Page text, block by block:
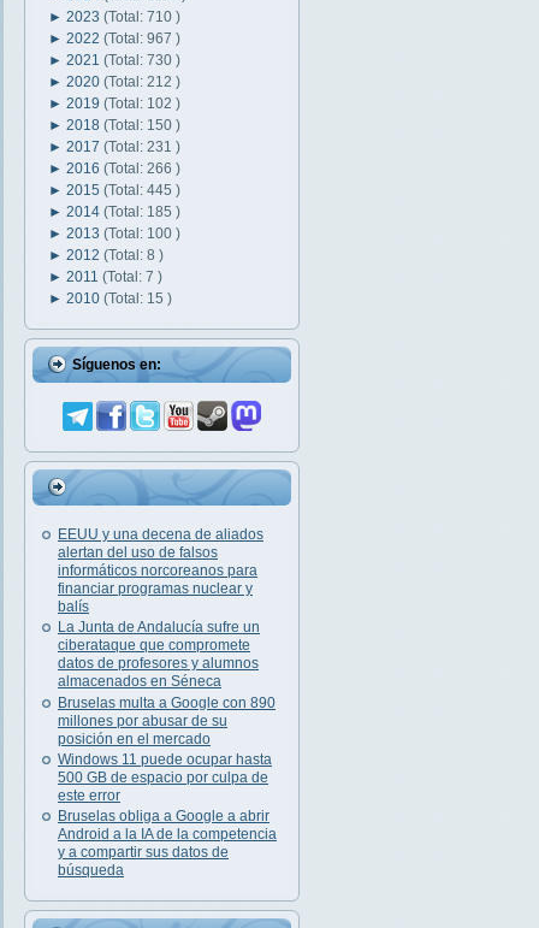
► 2023 (Total: 710 )
► 2022 (Total: 967 )
► 2021 (Total: 730 )
► 2020 (Total: 212 )
► 2019 (Total: 102 )
► 2018 (Total: 150 )
► 2017 (Total: 231 )
► 2016 (Total: 266 )
► 2015 (Total: 445 )
► 2014 (Total: 185 )
► 2013 (Total: 100 )
► 2012 (Total: 8 )
► 2011 (Total: 7 )
► 2010 (Total: 15 )
Síguenos en:
EEUU y una decena de aliados
alertan del uso de falsos
informáticos norcoreanos para
financiar programas nuclear y
balís
La Junta de Andalucía sufre un
ciberataque que compromete
datos de profesores y alumnos
almacenados en Séneca
Bruselas multa a Google con 890
millones por abusar de su
posición en el mercado
Windows 11 puede ocupar hasta
500 GB de espacio por culpa de
este error
Bruselas obliga a Google a abrir
Android a la IA de la competencia
y a compartir sus datos de
búsqueda